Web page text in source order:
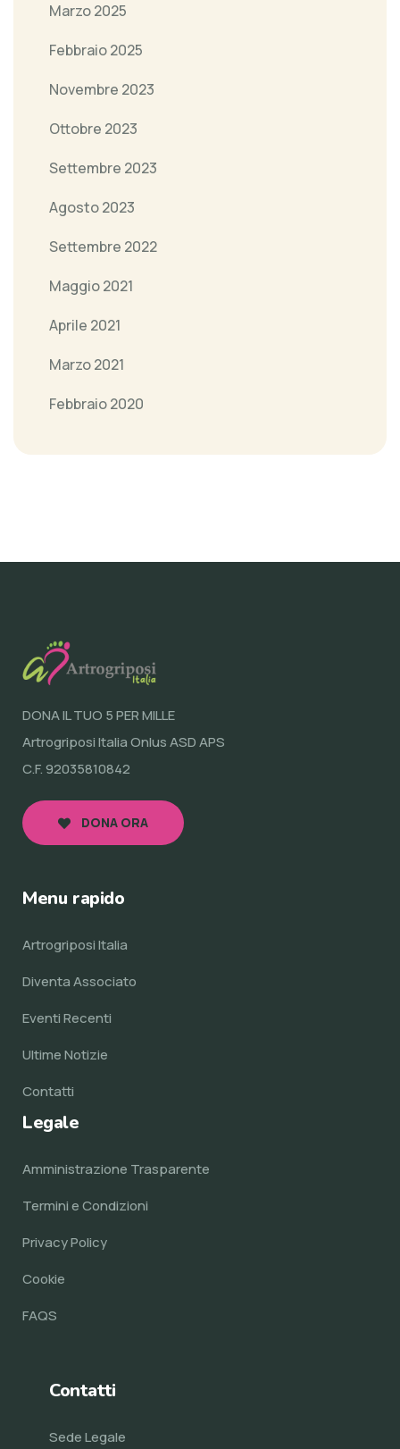
Marzo 2025
Febbraio 2025
Novembre 2023
Ottobre 2023
Settembre 2023
Agosto 2023
Settembre 2022
Maggio 2021
Aprile 2021
Marzo 2021
Febbraio 2020
DONA IL TUO 5 PER MILLE
Artrogriposi Italia Onlus ASD APS
C.F. 92035810842
DONA ORA
Menu rapido
Artrogriposi Italia
Diventa Associato
Eventi Recenti
Ultime Notizie
Contatti
Legale
Amministrazione Trasparente
Termini e Condizioni
Privacy Policy
Cookie
FAQS
Contatti
Sede Legale